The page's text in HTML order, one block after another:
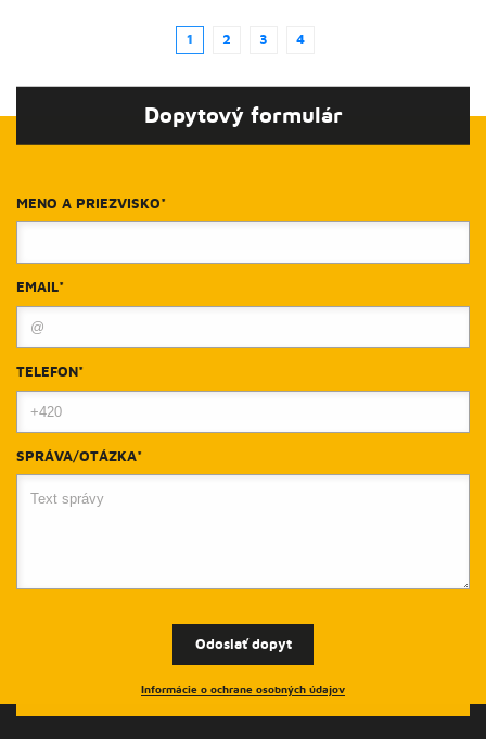
1
(aktuální)
2 3 4
Dopytový formulár
MENO A PRIEZVISKO*
EMAIL*
TELEFON*
SPRÁVA/OTÁZKA*
Odoslať dopyt
Informácie o ochrane osobných údajov